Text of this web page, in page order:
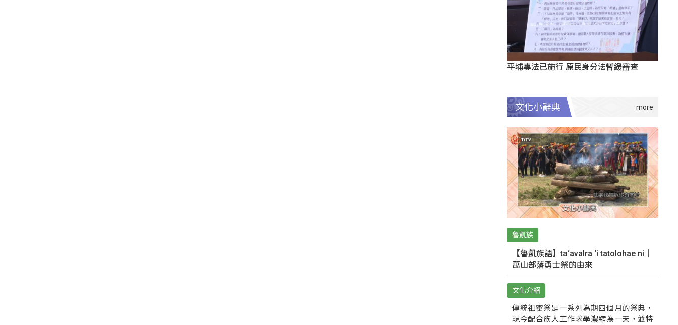
平埔專法已施行 原民身分法暫緩審查
文化小辭典
魯凱族
【魯凱族語】ta‘avalra ‘i tatolohae ni｜
萬山部落勇士祭的由來
文化介紹
傳統祖靈祭是一系列為期四個月的祭典，
現今配合族人工作求學濃縮為一天，並特